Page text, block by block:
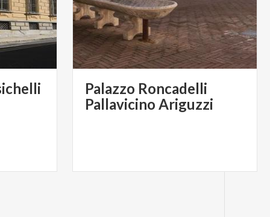
Palazzo Roncadelli
Pallavicino Ariguzzi